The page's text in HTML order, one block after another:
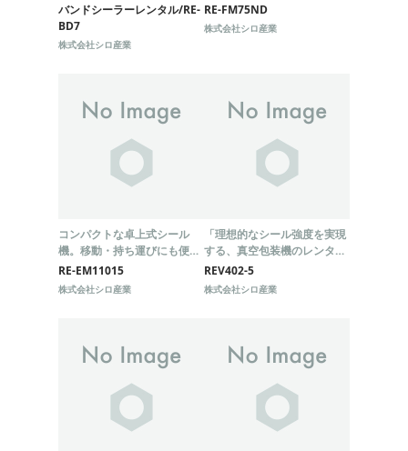
バンドシーラーレンタル/RE-
BD7
株式会社シロ産業
RE-FM75ND
株式会社シロ産業
コンパクトな卓上式シール
機。移動・持ち運びにも便利
な超軽量タイプに、作業ニー
ズに合わせて袋サイズを変更
可能なコンベヤースライドを
RE-EM11015
株式会社シロ産業
「理想的なシール強度を実現
する、真空包装機のレンタル
サービス」
REV402-5
株式会社シロ産業